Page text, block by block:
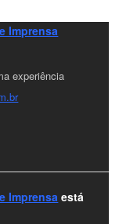
Imprensa
experiência
Imprensa está